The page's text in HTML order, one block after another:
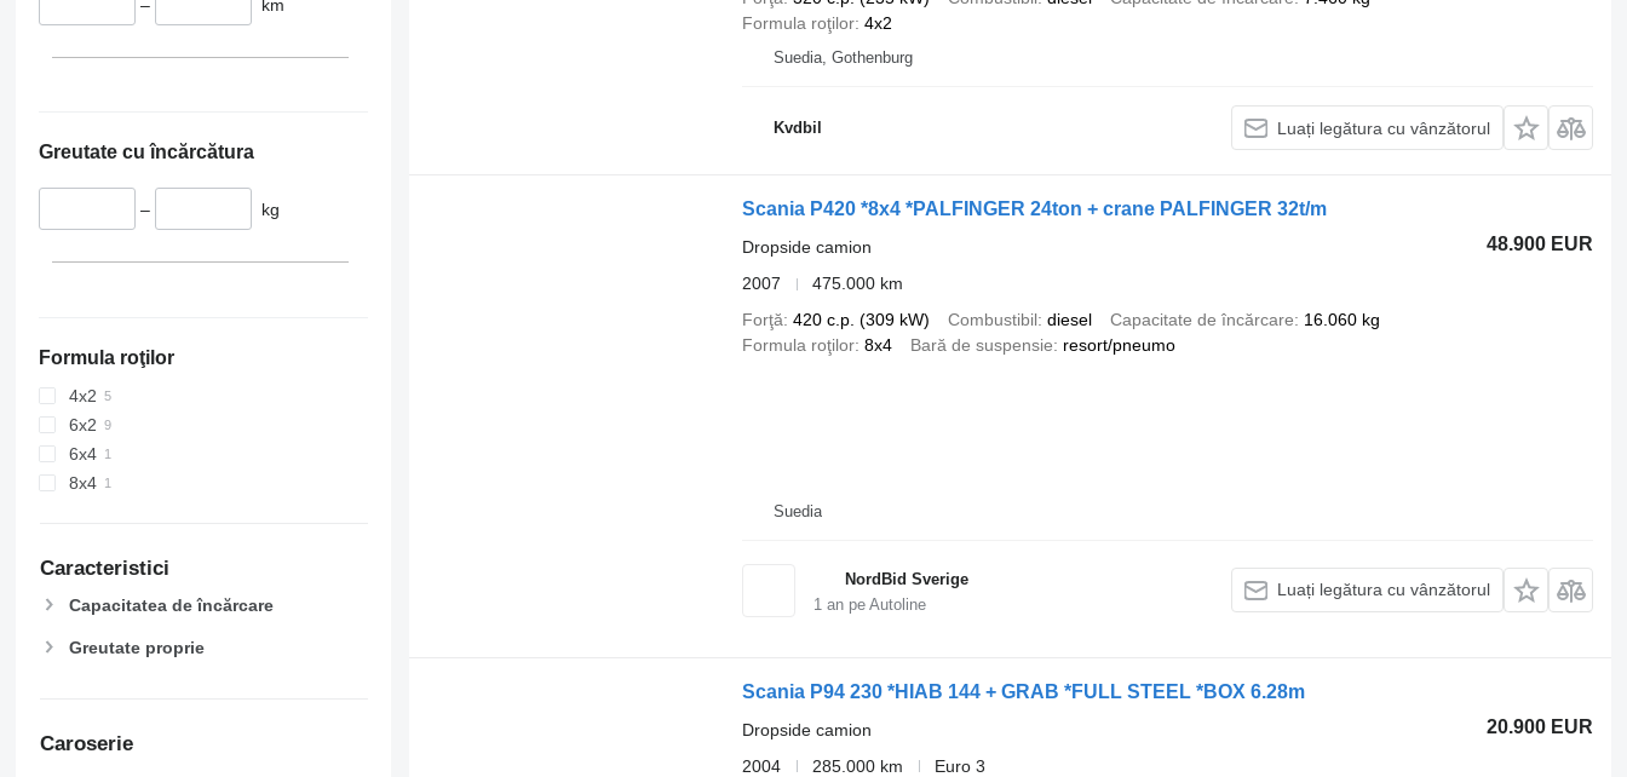
– km
Greutate cu încărcătura
– kg
Formula roţilor
4x2
6x2
6x4
8x4
Caracteristici
Capacitatea de încărcare
Greutate proprie
Caroserie
Formula roţilor 4x2
Suedia, Gothenburg
Kvdbil Luați legătura cu vânzătorul
Scania P420 *8x4 *PALFINGER 24ton + crane PALFINGER 32t/m
48.900 EUR
Dropside camion
2007
475.000 km
Forţă 420 c.p. (309 kW) Combustibil diesel Capacitate de încărcare
16.060 kg
Formula roţilor 8x4 Bară de suspensie resort/pneumo
Suedia
NordBid Sverige
1 an pe Autoline
Luați legătura cu vânzătorul
Scania P94 230 *HIAB 144 + GRAB *FULL STEEL *BOX 6.28m
20.900 EUR
Dropside camion
2004
285.000 km
Euro 3